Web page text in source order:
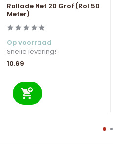
Rollade Net 20 Grof (Rol 50
Meter)
Op voorraad
Snelle levering!
10.69